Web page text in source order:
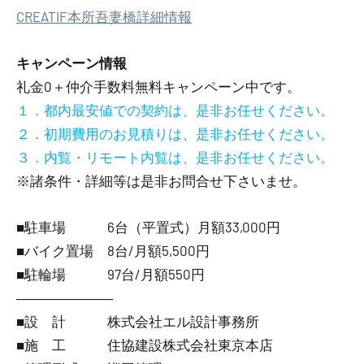
CREATIF本所吾妻橋詳細情報
キャンペーン情報
礼金0 ＋ 仲介手数料無料キャンペーン中です。
１．都内最安値での契約は、是非お任せください。
２．初期費用のお見積りは、是非お任せください。
３．内覧・リモート内覧は、是非お任せください。
※諸条件・詳細等は是非お問合せ下さいませ。
■駐車場 6台（平置式）月額33,000円
■バイク置場 8台/月額5,500円
■駐輪場 97台/月額550円
―――――――
■設 計 株式会社エル設計事務所
■施 工 住協建設株式会社東京本店